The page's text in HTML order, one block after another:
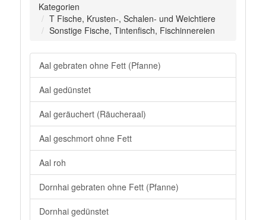
Kategorien
T Fische, Krusten-, Schalen- und Weichtiere
Sonstige Fische, Tintenfisch, Fischinnereien
Aal gebraten ohne Fett (Pfanne)
Aal gedünstet
Aal geräuchert (Räucheraal)
Aal geschmort ohne Fett
Aal roh
Dornhai gebraten ohne Fett (Pfanne)
Dornhai gedünstet